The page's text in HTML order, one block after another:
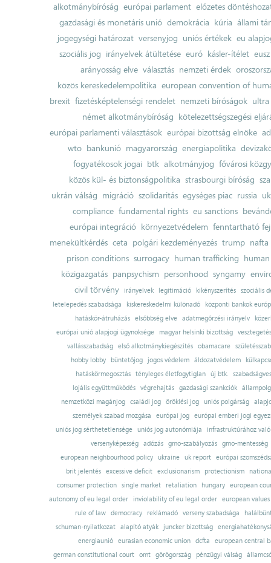
alkotmánybíróság európai parlament előzetes
gazdasági és monetáris unió demokrácia kúria állami
jogegységi határozat versenyjog uniós értékek eu
szociális jog irányelvek átültetése euró kásler-ítélet
arányosság elve választás nemzeti érdek
közös kereskedelempolitika european convention of
brexit fizetésképtelenségi rendelet nemzeti bíróságok ultra
német alkotmánybíróság kötelezettségszegési
európai parlamenti választások európai bizottság elnöke
wto bankunió magyarország energiapolitika
fogyatékosok jogai btk alkotmányjog fővárosi
közös kül- és biztonságpolitika strasbourgi bíróság
ukrán válság migráció szolidaritás egységes piac russia
compliance fundamental rights eu sanctions
európai integráció környezetvédelem fenntartható
menekültkérdés ceta polgári kezdeményezés trump nafta
prison conditions surrogacy human trafficking
közigazgatás panpsychism personhood syngamy
civil törvény
irányelvek legitimáció kikényszerítés szociális
letelepedés szabadsága
kiskereskedelmi különadó
központi bankok
hatáskör-átruházás
elsőbbség elve adatmegőrzési irányelv
európai unió alapjogi ügynoksége
magyar helsinki bizottság
vesztegetés
vallásszabadság
első alkotmánykiegészítés obamacare
hobby lobby
büntetőjog jogos védelem áldozatvédelem
hatáskörmegosztás tényleges életfogytiglan új btk.
lojális együttműködés
végrehajtás gazdasági szankciók
nemzetközi magánjog
családi jog öröklési jog uniós polgárság
személyek szabad mozgása
európai jog európai emberi jogi
uniós jog sérthetetlensége uniós jog autonómiája
infrastruktúrához
versenyképesség adózás gmo-szabályozás gmo-mentesség
european neighbourhood policy
ukraine uk report
európai
brit jelentés excessive deficit exclusionarism protectionism
consumer protection
single market retaliation hungary
european
autonomy of eu legal order
inviolability of eu legal order
european values
rule of law
democracy reklámadó verseny szabadsága
schuman-nyilatkozat alapító atyák juncker bizottság
energiaunió eurasian economic union dcfta
european central
german constitutional court
omt görögország pénzügyi válság